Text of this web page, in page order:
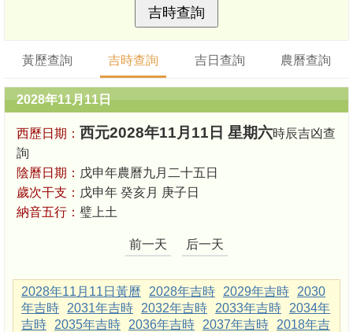
黃歷查詢 吉時查詢 吉日查詢 農曆查詢
2028年11月11日
西歷日期： 西元2028年11月11日 星期六時辰吉凶查
詢
陰曆日期： 戊申年農曆九月二十五日
歲次干支： 戊申年 癸亥月 庚子日
納音五行： 璧上土
前一天 后一天
2028年11月11日黃曆 2028年吉時 2029年吉時
2030
年吉時
2031年吉時 2032年吉時 2033年吉時
2034年
吉時
2035年吉時 2036年吉時 2037年吉時
2018年吉